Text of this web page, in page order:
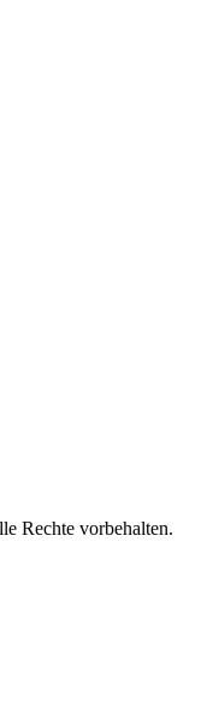
Rechte vorbehalten.